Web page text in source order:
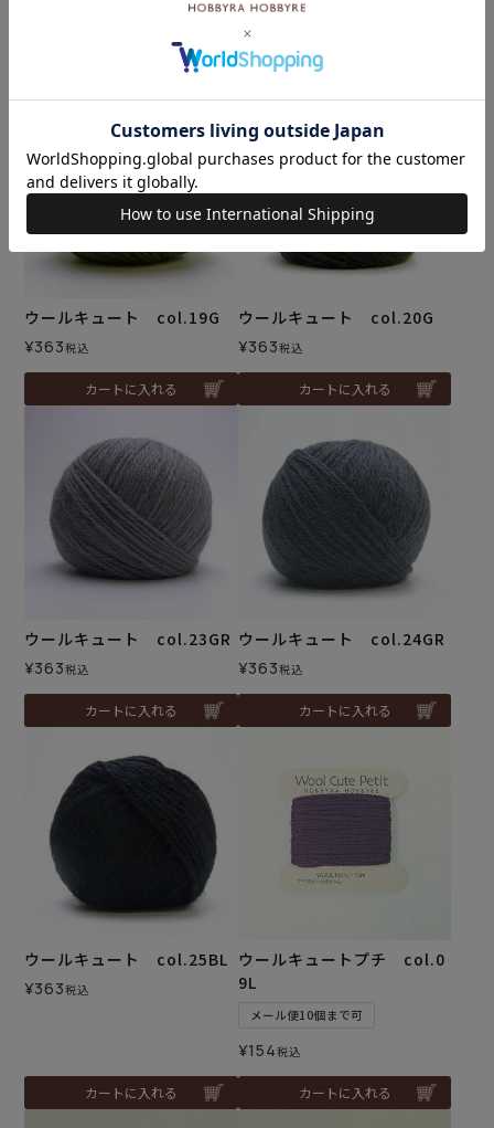
¥ 363
カートに入れる
ウールキュート col.19G
¥363税込
カートに入れる
ウールキュート col.20G
¥363税込
カートに入れる
ウールキュート col.23GR
¥363税込
カートに入れる
ウールキュート col.24GR
¥363税込
カートに入れる
ウールキュート col.25BL
¥363税込
カートに入れる
ウールキュートプチ col.0
9L
メール便10個まで可
¥154税込
カートに入れる